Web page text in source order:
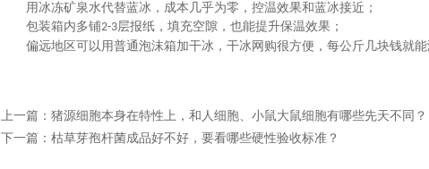
用冰冻矿泉水代替蓝冰，成本几乎为零，控温效果和蓝冰接近；
包装箱内多铺2-3层报纸，填充空隙，也能提升保温效果；
偏远地区可以用普通泡沫箱加干冰，干冰网购很方便，每公斤几块钱就能
上一篇： 猪源细胞本身在特性上，和人细胞、小鼠大鼠细胞有哪些先天不同？
下一篇： 枯草芽孢杆菌成品好不好，要看哪些硬性验收标准？